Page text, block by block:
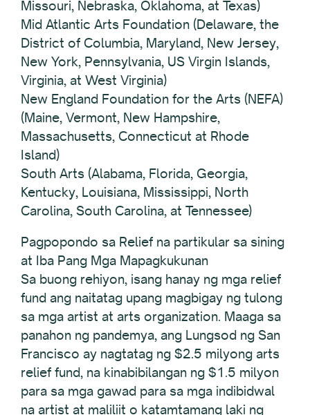
Missouri, Nebraska, Oklahoma, at Texas)
Mid Atlantic Arts Foundation (Delaware, the
District of Columbia, Maryland, New Jersey,
New York, Pennsylvania, US Virgin Islands,
Virginia, at West Virginia)
New England Foundation for the Arts (NEFA)
(Maine, Vermont, New Hampshire,
Massachusetts, Connecticut at Rhode
Island)
South Arts (Alabama, Florida, Georgia,
Kentucky, Louisiana, Mississippi, North
Carolina, South Carolina, at Tennessee)
Pagpopondo sa Relief na partikular sa sining
at Iba Pang Mga Mapagkukunan
Sa buong rehiyon, isang hanay ng mga relief
fund ang naitatag upang magbigay ng tulong
sa mga artist at arts organization. Maaga sa
panahon ng pandemya, ang Lungsod ng San
Francisco ay nagtatag ng $2.5 milyong arts
relief fund, na kinabibilangan ng $1.5 milyon
para sa mga gawad para sa mga indibidwal
na artist at maliliit o katamtamang laki ng